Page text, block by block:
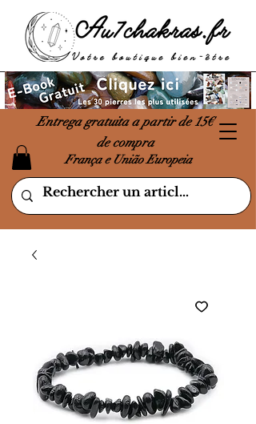
Entrega gratuita a partir de 15€
de compra
França e União Europeia